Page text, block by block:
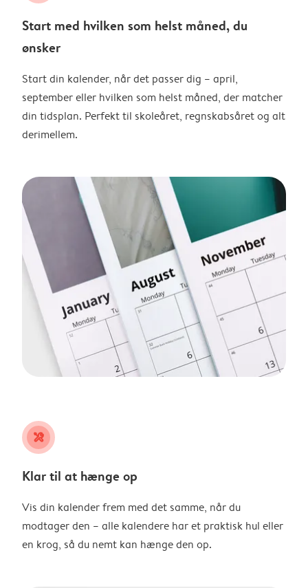
Start med hvilken som helst måned, du
ønsker
Start din kalender, når det passer dig – april,
september eller hvilken som helst måned, der matcher
din tidsplan. Perfekt til skoleåret, regnskabsåret og alt
derimellem.
tools
Klar til at hænge op
Vis din kalender frem med det samme, når du
modtager den – alle kalendere har et praktisk hul eller
en krog, så du nemt kan hænge den op.